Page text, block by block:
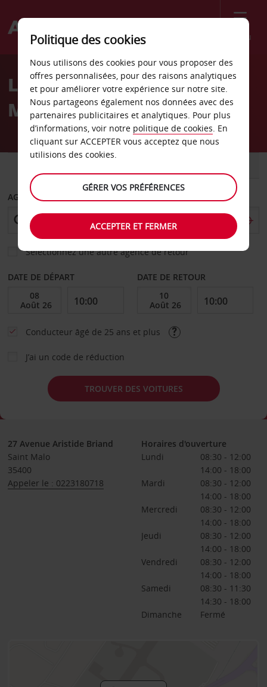
Menu
Welcome
AvisLocation de voiture Saint-
Malo
AGENCE DE DÉPART
Sélectionnez une autre agence de retour
DATE DE DÉPART DATE DE RETOUR
Conducteur âgé de 25 ans et plus
J’ai un code de réduction
TROUVER DES VOITURES
27 Avenue Aristide Briand
Saint Malo
35400
Appeler le : 0223180718
Horaires d'ouverture
Lundi
08:30 - 12:00
14:00 - 18:00
Mardi
08:30 - 12:00
14:00 - 18:00
Mercredi
08:30 - 12:00
14:00 - 18:00
Jeudi
08:30 - 12:00
14:00 - 18:00
Vendredi
08:30 - 12:00
14:00 - 18:00
Samedi
08:30 - 11:30
14:30 - 18:00
Dimanche
Fermé
Politique des cookies
Nous utilisons des cookies pour vous proposer des
offres personnalisées, pour des raisons analytiques
et pour améliorer votre expérience sur notre site.
Nous partageons également nos données avec des
partenaires publicitaires et analytiques. Pour plus
d’informations, voir notre politique de cookies. En
cliquant sur ACCEPTER vous acceptez que nous
utilisions des cookies.
GÉRER VOS PRÉFÉRENCES
ACCEPTER ET FERMER